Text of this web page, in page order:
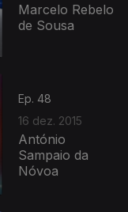
Marcelo Rebelo
de Sousa
Ep. 48
16 dez. 2015
António
Sampaio da
Nóvoa